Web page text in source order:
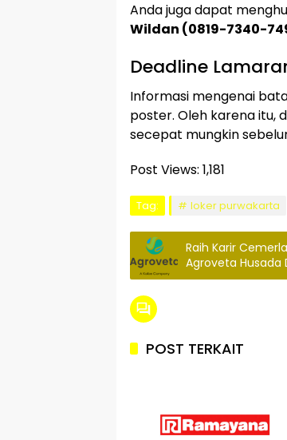
Anda juga dapat
Wildan (0819-7340-
Deadline
Informasi mengenai
poster. Oleh karena itu,
secepat mungkin
Post Views: 1,181
Tag: loker purwakarta
Raih Karir
Agroveta Husada
POST TERKAIT